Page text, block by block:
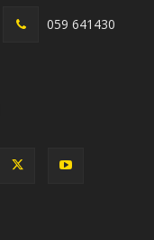
059 641430